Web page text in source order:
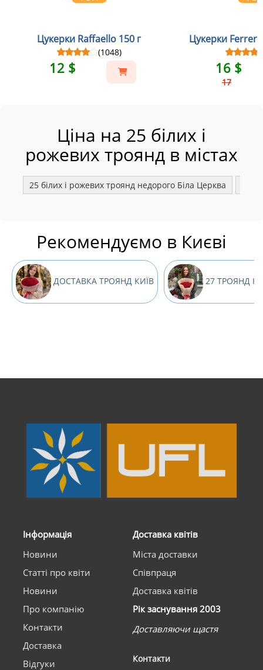
Цукерки Raffaello 150 г
(1048)
12 $
Цукерки
16 $
17
Ціна на 25 білих і
рожевих троянд в містах
25 білих і рожевих троянд недорого Біла Церква
Рекомендуємо в Києві
ДОСТАВКА ТРОЯНД КИЇВ 27 ТРОЯНД
Інформація
Новини
Статті про квіти
Новини
Про компанію
Контакти
Доставка
Відгуки
Доставка квітів
Міста доставки
Співпраця
Доставка квітів
Рік заснування 2003
Доставляючи щастя
Контакти